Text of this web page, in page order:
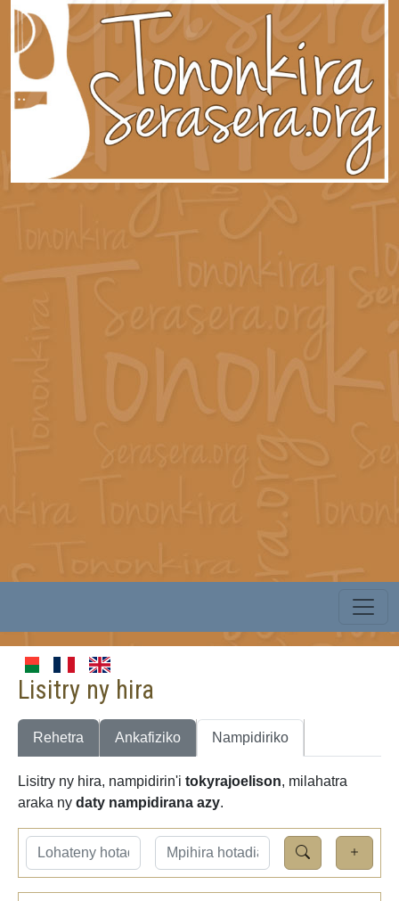
Lisitry ny hira
Rehetra Ankafiziko Nampidiriko
Lisitry ny hira, nampidirin'i tokyrajoelison, milahatra
araka ny daty nampidirana azy.